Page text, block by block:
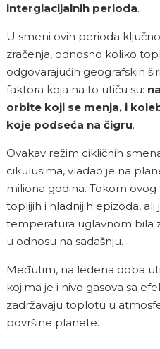
interglacijalnih perioda.
U smeni ovih perioda
zračenja, odnosno koliko
odgovarajućih geografskih
faktora koja na to utiču su:
orbite koji se menja, i
koje podseća na čigru.
Ovakav režim cikličnih
cikulusima, vladao je na
miliona godina. Tokom
toplijih i hladnijih epizoda,
temperatura uglavnom bila
u odnosu na sadašnju.
Međutim, na ledena doba
kojima je i nivo gasova sa
zadržavaju toplotu u
površine planete.